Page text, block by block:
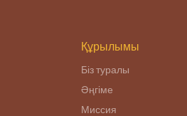
Құрылымы
Біз туралы
Әңгіме
Миссия